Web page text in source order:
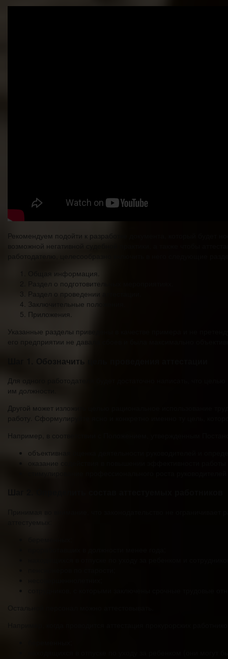
Рекомендуем подойти к разработке документа, который будет
возможной негативной судебной практики, а также чтобы
работодателю, целесообразно включить в него следующие
Общая информация.
Раздел о подготовительных мероприятиях.
Раздел о проведении аттестации.
Заключительные положения.
Приложения.
Указанные разделы приведены в качестве примера и не
его предприятии не давала сбоев и была максимально
Шаг 1. Обозначить цель проведения аттестации
Для одного работодателя будет достаточно написать, что
им должности.
Другой может изложить целью рациональное использование
работу. Сформулируйте ясно и конкретно именно ту цель,
Например, в соответствии с Положением, утвержденным
объективная оценка деятельности руководителей и
оказание содействия в повышении эффективности